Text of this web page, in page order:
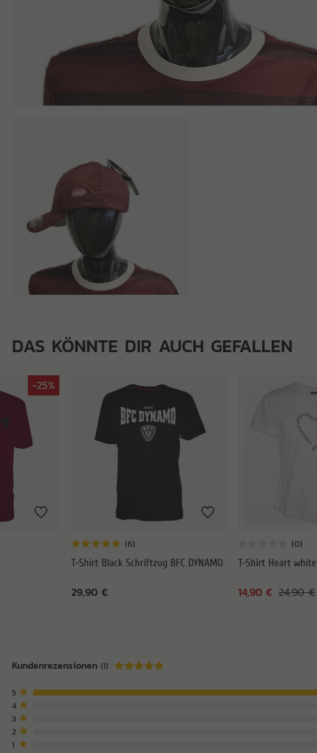
DAS KÖNNTE DIR AUCH GEFALLEN
-25%
T-Shirt Black Schriftzug BFC DYNAMO
29,90 €
T-Shirt Heart white
24,90 €
14,90 €
Kundenrezensionen (1)
5
4
3
2
1